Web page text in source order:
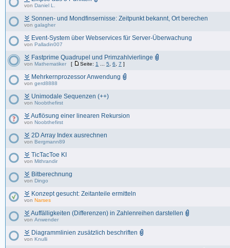
von Daniel L.
Sonnen- und Mondfinsernisse: Zeitpunkt bekannt, Ort berechen
von galagher
Event-System über Webservices für Server-Überwachung
von Palladin007
Fastprime Quadrupel und Primzahlvierlinge
von Mathematiker [ Seite: 1 5 6 7 ]
Mehrkernprozessor Anwendung
von gerd8888
Unimodale Sequenzen (++)
von Noobthefirst
Auflösung einer linearen Rekursion
von Noobthefirst
2D Array Index ausrechnen
von Bergmann89
TicTacToe KI
von Mithrandir
Bitberechnung
von Dingo
Konzept gesucht: Zeitanteile ermitteln
von Narses
Auffälligkeiten (Differenzen) in Zahlenreihen darstellen
von Anwender
Diagrammlinien zusätzlich beschriften
von Knulli